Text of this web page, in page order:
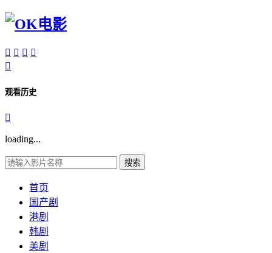
   

观看历史

loading...
搜索
首页
国产剧
港剧
韩剧
美剧